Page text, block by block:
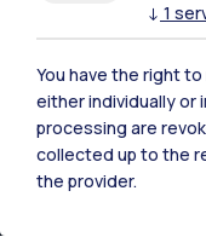
IT EN
Sedi
Milano
Milano Bovisa
↓ 1
You have the right
either individually or
processing are
collected up to the
the provider.